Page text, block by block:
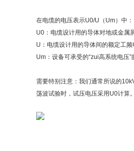
在电缆的电压表示U0/U（Um）中：
U0：电缆设计用的导体对地或金属
U：电缆设计用的导体间的额定工频
Um：设备可承受的“zui高系统电压
需要特别注意：我们通常所说的
荡波试验时，试压电压采用U0计算